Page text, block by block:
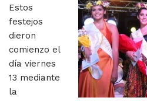
Estos
festejos
dieron
comienzo el
día viernes
13 mediante
la